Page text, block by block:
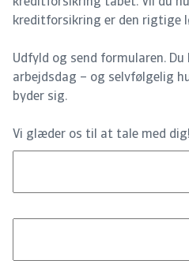
kreditforsikring er den rigtige
Udfyld og send formularen.
arbejdsdag – og selvfølgelig
byder sig.
Vi glæder os til at tale med dig!